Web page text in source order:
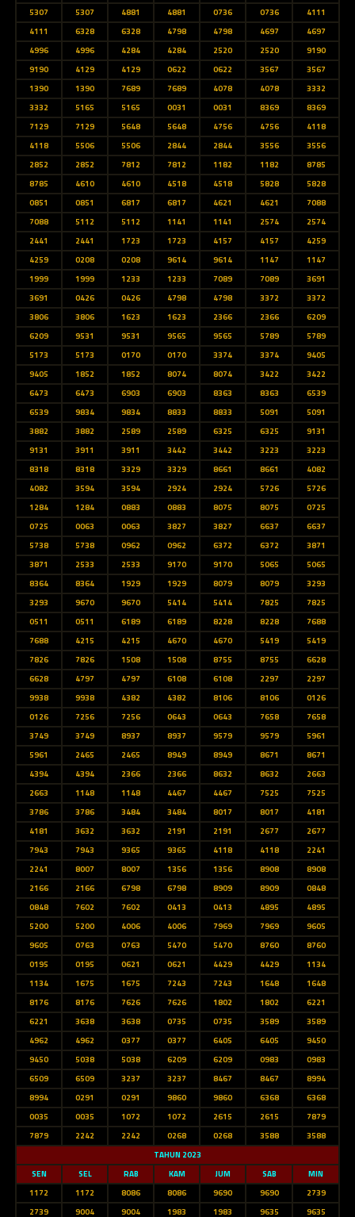
5307
5307 4881 4881 0736 0736
4111
4111
6328 6328 4798 4798 4697
4697
4996
4996 4284 4284 2520 2520
9190
9190
4129 4129 0622 0622 3567
3567
1390
1390 7689 7689 4078 4078
3332
3332
5165 5165 0031 0031 8369
8369
7129
7129 5648 5648 4756 4756
4118
4118
5506 5506 2844 2844 3556
3556
2852
2852 7812 7812 1182 1182
8785
8785
4610 4610 4518 4518 5828
5828
0851
0851 6817 6817 4621 4621
7088
7088
5112 5112 1141 1141 2574
2574
2441
2441 1723 1723 4157 4157
4259
4259
0208 0208 9614 9614 1147
1147
1999
1999 1233 1233 7089 7089
3691
3691
0426 0426 4798 4798 3372
3372
3806
3806 1623 1623 2366 2366
6209
6209
9531 9531 9565 9565 5789
5789
5173
5173 0170 0170 3374 3374
9405
9405
1852 1852 8074 8074 3422
3422
6473
6473 6903 6903 8363 8363
6539
6539
9834 9834 8833 8833 5091
5091
3882
3882 2589 2589 6325 6325
9131
9131
3911 3911 3442 3442 3223
3223
8318
8318 3329 3329 8661 8661
4082
4082
3594 3594 2924 2924 5726
5726
1284
1284 0883 0883 8075 8075
0725
0725
0063 0063 3827 3827 6637
6637
5738
5738 0962 0962 6372 6372
3871
3871
2533 2533 9170 9170 5065
5065
8364
8364 1929 1929 8079 8079
3293
3293
9670 9670 5414 5414 7825
7825
0511
0511 6189 6189 8228 8228
7688
7688
4215 4215 4670 4670 5419
5419
7826
7826 1508 1508 8755 8755
6628
6628
4797 4797 6108 6108 2297
2297
9938
9938 4382 4382 8106 8106
0126
0126
7256 7256 0643 0643 7658
7658
3749
3749 8937 8937 9579 9579
5961
5961
2465 2465 8949 8949 8671
8671
4394
4394 2366 2366 8632 8632
2663
2663
1148 1148 4467 4467 7525
7525
3786
3786 3484 3484 8017 8017
4181
4181
3632 3632 2191 2191 2677
2677
7943
7943 9365 9365 4118 4118
2241
2241
8007 8007 1356 1356 8908
8908
2166
2166 6798 6798 8909 8909
0848
0848
7602 7602 0413 0413 4895
4895
5200
5200 4006 4006 7969 7969
9605
9605
0763 0763 5470 5470 8760
8760
0195
0195 0621 0621 4429 4429
1134
1134
1675 1675 7243 7243 1648
1648
8176
8176 7626 7626 1802 1802
6221
6221
3638 3638 0735 0735 3589
3589
4962
4962 0377 0377 6405 6405
9450
9450
5038 5038 6209 6209 0983
0983
6509
6509 3237 3237 8467 8467
8994
8994
0291 0291 9860 9860 6368
6368
0035
0035 1072 1072 2615 2615
7879
7879
2242 2242 0268 0268 3588
3588
TAHUN 2023
SEN
SEL RAB KAM JUM SAB
MIN
1172
1172 8086 8086 9690 9690
2739
2739
9004 9004 1983 1983 9635 9635